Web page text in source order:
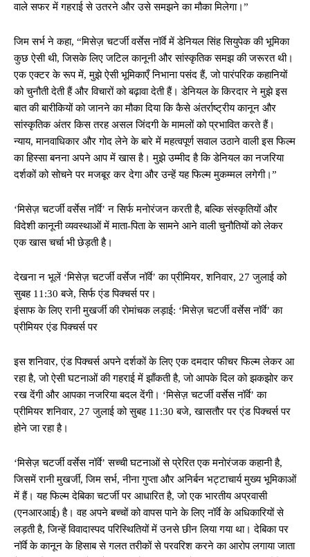
वाले सफर में गहराई से उतरने और उसे समझने का मौका मिलेगा।”
जिम सर्भ ने कहा, “मिसेज़ चटर्जी वर्सेस नॉर्वे में डेनियल सिंह सियुपेक की भूमिका
कुछ ऐसी थी, जिसके लिए जटिल कानूनी और सांस्कृतिक समझ की जरूरत थी।
एक एक्टर के रूप में, मुझे ऐसी भूमिकाएँ निभाना पसंद हैं, जो पारंपरिक कहानियों
को चुनौती देती हैं और विचारों को बढ़ावा देती हैं। डेनियल के किरदार ने मुझे इस
बात की बारीकियों को जानने का मौका दिया कि कैसे अंतर्राष्ट्रीय कानून और
सांस्कृतिक अंतर किस तरह असल जिंदगी के मामलों को प्रभावित करते हैं।
न्याय, मानवाधिकार और गोद लेने के बारे में महत्वपूर्ण सवाल उठाने वाली इस फिल्म
का हिस्सा बनना अपने आप में खास है। मुझे उम्मीद है कि डेनियल का नजरिया
दर्शकों को सोचने पर मजबूर कर देगा और उन्हें यह फिल्म मुकम्मल लगेगी।”
‘मिसेज़ चटर्जी वर्सेस नॉर्वे’ न सिर्फ मनोरंजन करती है, बल्कि संस्कृतियों और
विदेशी कानूनी व्यवस्थाओं में माता-पिता के सामने आने वाली चुनौतियों को लेकर
एक खास चर्चा भी छेड़ती है।
देखना न भूलें ‘मिसेज़ चटर्जी वर्सेज नॉर्वे’ का प्रीमियर, शनिवार, 27 जुलाई को
सुबह 11:30 बजे, सिर्फ एंड पिक्चर्स पर।
इंसाफ के लिए रानी मुखर्जी की रोमांचक लड़ाई: ‘मिसेज़ चटर्जी वर्सेस नॉर्वे’ का
प्रीमियर एंड पिक्चर्स पर
इस शनिवार, एंड पिक्चर्स अपने दर्शकों के लिए एक दमदार फीचर फिल्म लेकर आ
रहा है, जो ऐसी घटनाओं की गहराई में झाँकती है, जो आपके दिल को झकझोर कर
रख देंगी और आपका नजरिया बदल देंगी। ‘मिसेज़ चटर्जी वर्सेस नॉर्वे’ का
प्रीमियर शनिवार, 27 जुलाई को सुबह 11:30 बजे, खासतौर पर एंड पिक्चर्स पर
होने जा रहा है।
‘मिसेज़ चटर्जी वर्सेस नॉर्वे’ सच्ची घटनाओं से प्रेरित एक मनोरंजक कहानी है,
जिसमें रानी मुखर्जी, जिम सर्भ, नीना गुप्ता और अनिर्बन भट्टाचार्य मुख्य भूमिकाओं
में हैं। यह फिल्म देबिका चटर्जी पर आधारित है, जो एक भारतीय अप्रवासी
(एनआरआई) है। वह अपने बच्चों को वापस पाने के लिए नॉर्वे के अधिकारियों से
लड़ती है, जिन्हें विवादास्पद परिस्थितियों में उनसे छीन लिया गया था। देबिका पर
नॉर्वे के कानून के हिसाब से गलत तरीकों से परवरिश करने का आरोप लगाया जाता